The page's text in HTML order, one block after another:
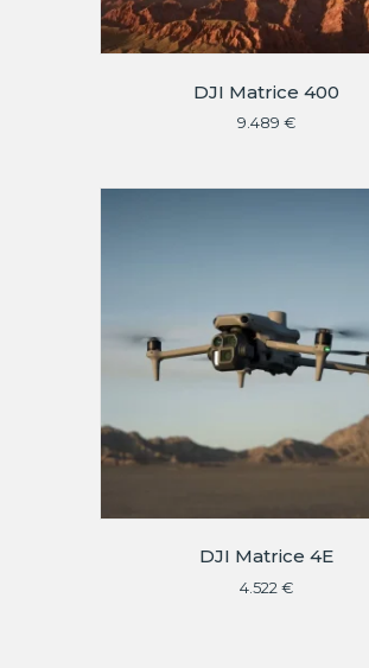
DJI Matrice 400
9.489 €
DJI Matrice 4E
4.522 €